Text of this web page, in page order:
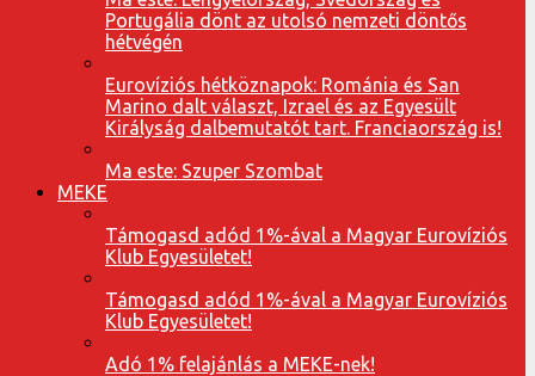
Portugália dönt az utolsó nemzeti döntős
hétvégén
Eurovíziós hétköznapok: Románia és San
Marino dalt választ, Izrael és az Egyesült
Királyság dalbemutatót tart. Franciaország is!
Ma este: Szuper Szombat
MEKE
Támogasd adód 1%-ával a Magyar Eurovíziós
Klub Egyesületet!
Támogasd adód 1%-ával a Magyar Eurovíziós
Klub Egyesületet!
Adó 1% felajánlás a MEKE-nek!